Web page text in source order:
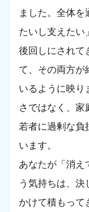
ました。全体を
たいし支えたい
後回しにされて
て、その両方が
いるように映り
さではなく、家
若者に過剰な負
います。
あなたが「消え
う気持ちは、
かけて積もって